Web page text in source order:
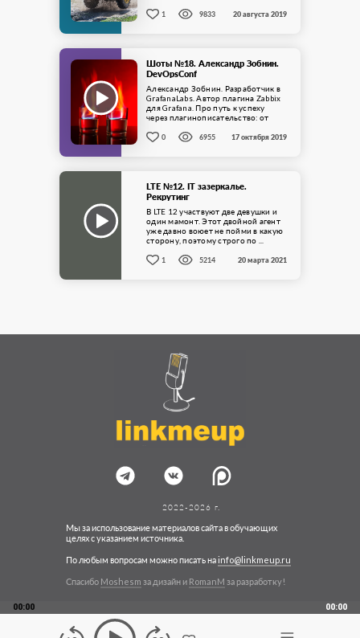
1 9833 20 августа 2019
Шоты №18. Александр Зобнин.
DevOpsConf
Александр Зобнин. Разработчик в
GrafanaLabs. Автор плагина Zabbix
для Grafana. Про путь к успеху
через плагинописательство: от
фултайм. ...
0 6955 17 октября 2019
LTE №12. IT зазеркалье.
Рекрутинг
​В LTE 12 участвуют две девушки и
один мамонт. Этот двойной агент
уже давно воюет не пойми в какую
сторону, поэтому строго по ...
1 5214 20 марта 2021
00:00 00:00
2022-2026 г.
Мы за использование материалов сайта в обучающих
целях с указанием источника.
По любым вопросам можно писать наinfo@linkmeup.ru
Спасибо Moshesm за дизайн и RomanM за разработку!